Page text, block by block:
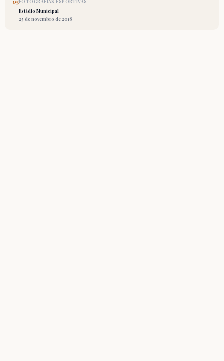
05FOTOGRAFIAS ESPORTIVAS
Estádio Municipal
25 de novembro de 2018